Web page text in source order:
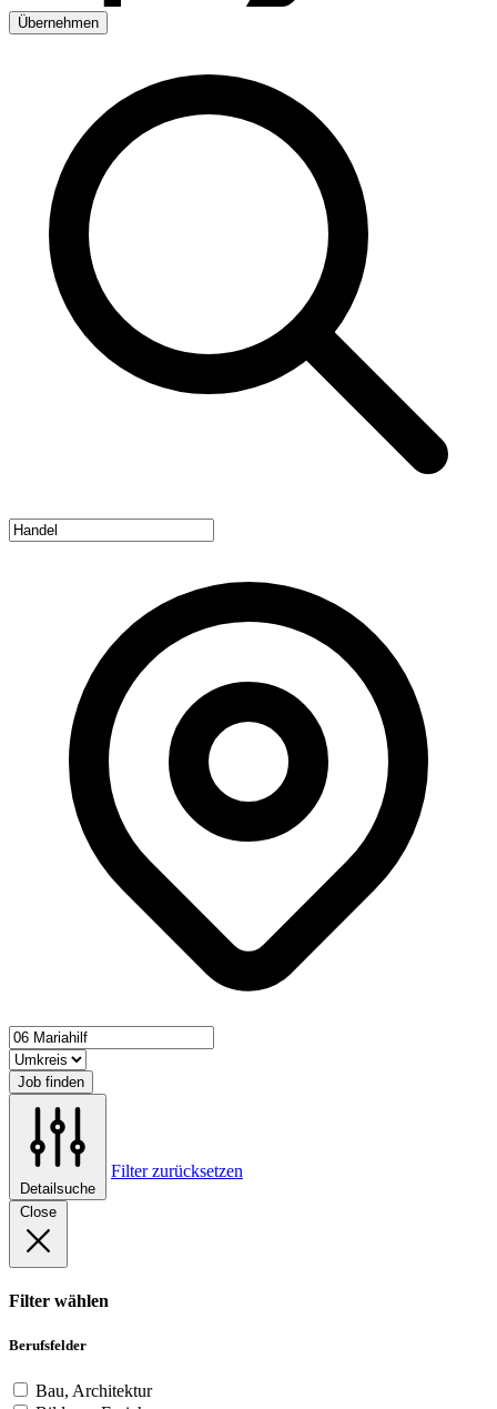
Übernehmen
Job finden
Detailsuche
Filter zurücksetzen
Close
Filter wählen
Berufsfelder
Bau, Architektur